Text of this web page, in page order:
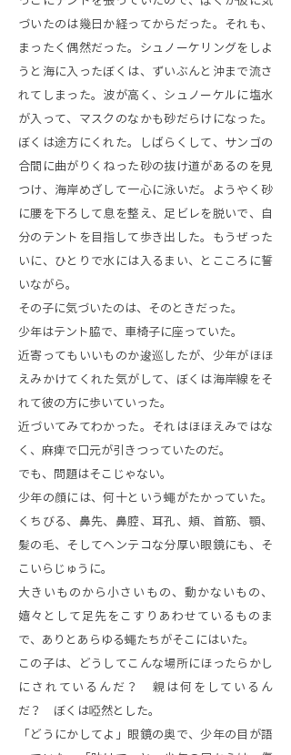
づいたのは幾日か経ってからだった。それも、
まったく偶然だった。シュノーケリングをしよ
うと海に入ったぼくは、ずいぶんと沖まで流さ
れてしまった。波が高く、シュノーケルに塩水
が入って、マスクのなかも砂だらけになった。
ぼくは途方にくれた。しばらくして、サンゴの
合間に曲がりくねった砂の抜け道があるのを見
つけ、海岸めざして一心に泳いだ。ようやく砂
に腰を下ろして息を整え、足ビレを脱いで、自
分のテントを目指して歩き出した。もうぜった
いに、ひとりで水には入るまい、とこころに誓
いながら。
その子に気づいたのは、そのときだった。
少年はテント脇で、車椅子に座っていた。
近寄ってもいいものか逡巡したが、少年がほほ
えみかけてくれた気がして、ぼくは海岸線をそ
れて彼の方に歩いていった。
近づいてみてわかった。それはほほえみではな
く、麻痺で口元が引きつっていたのだ。
でも、問題はそこじゃない。
少年の顔には、何十という蠅がたかっていた。
くちびる、鼻先、鼻腔、耳孔、頬、首筋、顎、
髪の毛、そしてヘンテコな分厚い眼鏡にも、そ
こいらじゅうに。
大きいものから小さいもの、動かないもの、
嬉々として足先をこすりあわせているものま
で、ありとあらゆる蠅たちがそこにはいた。
この子は、どうしてこんな場所にほったらかし
にされているんだ？ 親は何をしているん
だ？ ぼくは啞然とした。
「どうにかしてよ」眼鏡の奥で、少年の目が語